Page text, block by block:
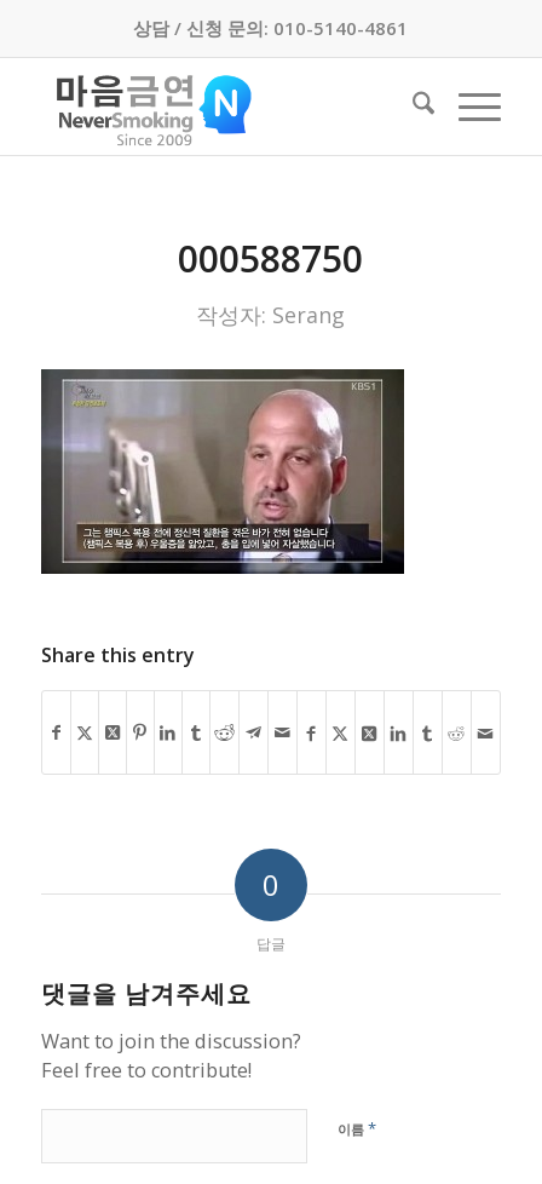
상담 / 신청 문의: 010-5140-4861
000588750
작성자: Serang
Share this entry
0
답글
댓글을 남겨주세요
Want to join the discussion?
Feel free to contribute!
이름 *